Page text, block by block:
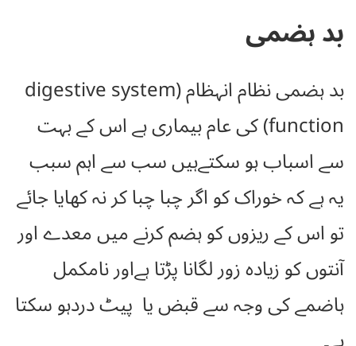
بد ہضمی
بد ہضمی نظام انہظام (digestive system
function) کی عام بیماری ہے اس کے بہت
سے اسباب ہو سکتےہیں سب سے اہم سبب
یہ ہے کہ خوراک کو اگر چبا چبا کر نہ کھایا جائے
تو اس کے ریزوں کو ہضم کرنے میں معدے اور
آنتوں کو زیادہ زور لگانا پڑتا ہےاور نامکمل
ہاضمے کی وجہ سے قبض یا پیٹ دردہو سکتا